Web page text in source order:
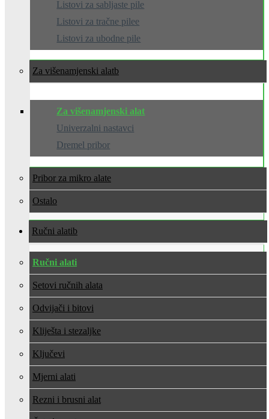
Listovi za sabljaste pile
Listovi za tračne pilee
Listovi za ubodne pile
Za višenamjenski alat
Za višenamjenski alat
Univerzalni nastavci
Dremel pribor
Pribor za mikro alate
Ostalo
Ručni alati
Ručni alati
Setovi ručnih alata
Odvijači i bitovi
Kliješta i stezaljke
Ključevi
Mjerni alati
Rezni i brusni alat